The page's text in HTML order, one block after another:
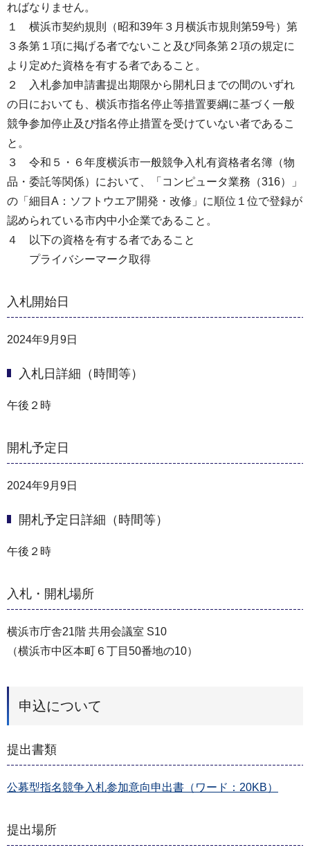
ればなりません。
１ 横浜市契約規則（昭和39年３月横浜市規則第59号）第
３条第１項に掲げる者でないこと及び同条第２項の規定に
より定めた資格を有する者であること。
２ 入札参加申請書提出期限から開札日までの間のいずれ
の日においても、横浜市指名停止等措置要綱に基づく一般
競争参加停止及び指名停止措置を受けていない者であるこ
と。
３ 令和５・６年度横浜市一般競争入札有資格者名簿（物
品・委託等関係）において、「コンピュータ業務（316）」
の「細目A：ソフトウエア開発・改修」に順位１位で登録が
認められている市内中小企業であること。
４ 以下の資格を有する者であること
プライバシーマーク取得
入札開始日
2024年9月9日
入札日詳細（時間等）
午後２時
開札予定日
2024年9月9日
開札予定日詳細（時間等）
午後２時
入札・開札場所
横浜市庁舎21階 共用会議室 S10
（横浜市中区本町６丁目50番地の10）
申込について
提出書類
公募型指名競争入札参加意向申出書（ワード：20KB）
提出場所